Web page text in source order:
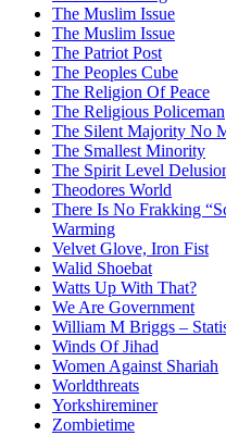
The Muslim Issue
The Muslim Issue
The Patriot Post
The Peoples Cube
The Religion Of Peace
The Religious Policeman
The Silent Majority No
The Smallest Minority
The Spirit Level
Theodores World
There Is No Frakking
Warming
Velvet Glove, Iron Fist
Walid Shoebat
Watts Up With That?
We Are Government
William M Briggs –
Winds Of Jihad
Women Against Shariah
Worldthreats
Yorkshireminer
Zombietime